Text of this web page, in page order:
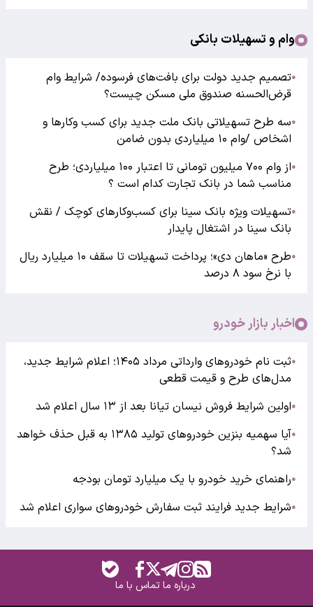
وام و تسهیلات بانکی
●تصمیم جدید دولت برای بافت‌های فرسوده/ شرایط وام
قرض‌الحسنه صندوق ملی مسکن چیست؟
●سه طرح تسهیلاتی بانک ملت جدید برای کسب وکارها و
اشخاص /وام ۱۰ میلیاردی بدون ضامن
●
از وام ۷۰۰ میلیون تومانی تا اعتبار ۱۰۰ میلیاردی؛ طرح
مناسب شما در بانک تجارت کدام است ؟
●تسهیلات ویژه بانک سینا برای کسب‌وکارهای کوچک / نقش
بانک سینا در اشتغال پایدار
●
طرح «ماهان دی»؛ پرداخت تسهیلات تا سقف ۱۰ میلیارد ریال
با نرخ سود ۸ درصد
اخبار بازار خودرو
●
ثبت نام خودروهای وارداتی مرداد ۱۴۰۵؛ اعلام شرایط جدید،
مدل‌های طرح و قیمت قطعی
●اولین شرایط فروش نیسان تیانا بعد از ۱۳ سال اعلام شد
●
آیا سهمیه بنزین خودروهای تولید ۱۳۸۵ به قبل حذف خواهد
شد؟
●راهنمای خرید خودرو با یک میلیارد تومان بودجه
●شرایط جدید فرایند ثبت سفارش خودروهای سواری اعلام شد
درباره ماتماس با ما